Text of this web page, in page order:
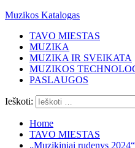
Muzikos Katalogas
TAVO MIESTAS
MUZIKA
MUZIKA IR SVEIKATA
MUZIKOS
PASLAUGOS
Ieškoti:
Home
TAVO MIESTAS
„Muzikiniai rudenys